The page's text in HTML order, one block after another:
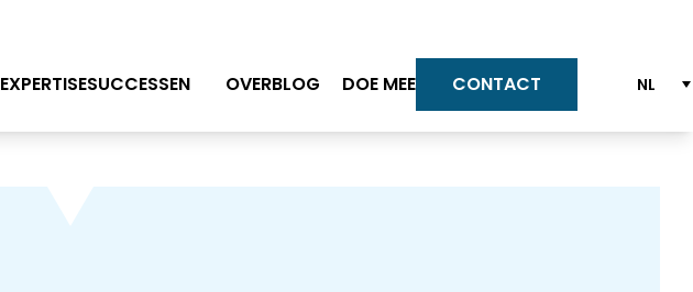
EXPERTISESUCCESSEN OVERBLOG DOE MEE CONTACT